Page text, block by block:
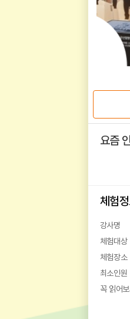
요즘
체험
강사명
체험대상
체험장소
최소인원
꼭 읽어